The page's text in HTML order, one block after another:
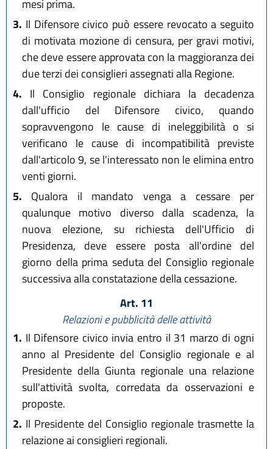
mesi prima.
3. Il Difensore civico può essere revocato a seguito
di motivata mozione di censura, per gravi motivi,
che deve essere approvata con la maggioranza dei
due terzi dei consiglieri assegnati alla Regione.
4. Il Consiglio regionale dichiara la decadenza
dall'ufficio del Difensore civico, quando
sopravvengono le cause di ineleggibilità o si
verificano le cause di incompatibilità previste
dall'articolo 9, se l'interessato non le elimina entro
venti giorni.
5. Qualora il mandato venga a cessare per
qualunque motivo diverso dalla scadenza, la
nuova elezione, su richiesta dell'Ufficio di
Presidenza, deve essere posta all'ordine del
giorno della prima seduta del Consiglio regionale
successiva alla constatazione della cessazione.
Art. 11
Relazioni e pubblicità delle attività
1. Il Difensore civico invia entro il 31 marzo di ogni
anno al Presidente del Consiglio regionale e al
Presidente della Giunta regionale una relazione
sull'attività svolta, corredata da osservazioni e
proposte.
2. Il Presidente del Consiglio regionale trasmette la
relazione ai consiglieri regionali.